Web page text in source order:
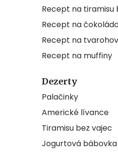
Recept na tiramisu
Recept na
Recept na
Recept na muffiny
Dezerty
Palačinky
Americké lívance
Tiramisu bez vajec
Jogurtová bábovka